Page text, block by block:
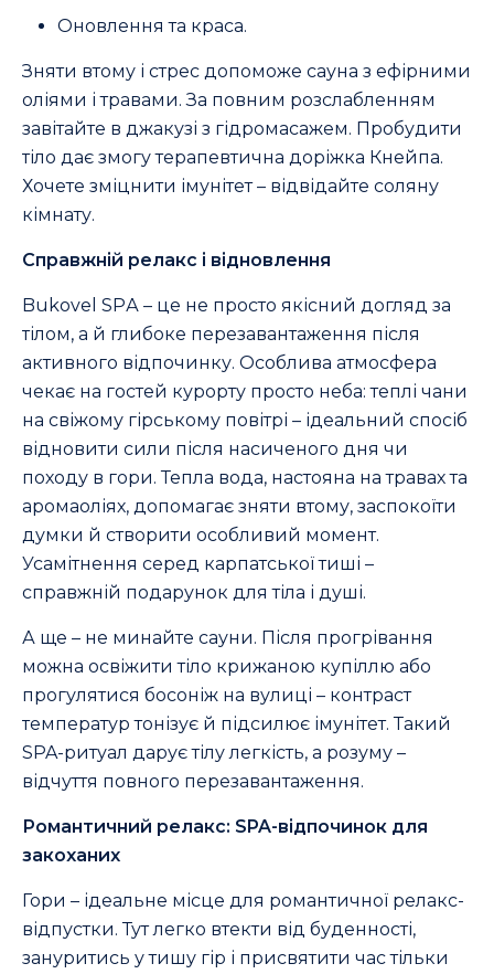
Оновлення та краса.
Зняти втому і стрес допоможе сауна з ефірними
оліями і травами. За повним розслабленням
завітайте в джакузі з гідромасажем. Пробудити
тіло дає змогу терапевтична доріжка Кнейпа.
Хочете зміцнити імунітет – відвідайте соляну
кімнату.
Справжній релакс і відновлення
Bukovel SPА – це не просто якісний догляд за
тілом, а й глибоке перезавантаження після
активного відпочинку. Особлива атмосфера
чекає на гостей курорту просто неба: теплі чани
на свіжому гірському повітрі – ідеальний спосіб
відновити сили після насиченого дня чи
походу в гори. Тепла вода, настояна на травах та
аромаоліях, допомагає зняти втому, заспокоїти
думки й створити особливий момент.
Усамітнення серед карпатської тиші –
справжній подарунок для тіла і душі.
А ще – не минайте сауни. Після прогрівання
можна освіжити тіло крижаною купіллю або
прогулятися босоніж на вулиці – контраст
температур тонізує й підсилює імунітет. Такий
SPA-ритуал дарує тілу легкість, а розуму –
відчуття повного перезавантаження.
Романтичний релакс: SPA-відпочинок для
закоханих
Гори – ідеальне місце для романтичної релакс-
відпустки. Тут легко втекти від буденності,
зануритись у тишу гір і присвятити час тільки